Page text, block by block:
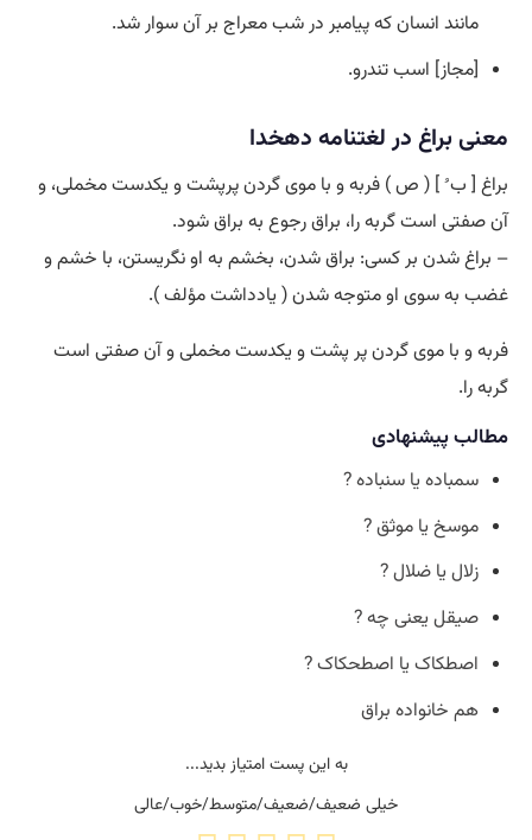
مانند انسان که پیامبر در شب معراج بر آن سوار شد.
[مجاز] اسب تندرو.
معنی براغ در لغتنامه دهخدا
براغ [ ب ُ ] ( ص ) فربه و با موی گردن پرپشت و یکدست مخملی، و
آن صفتی است گربه را، براق رجوع به براق شود.
– براغ شدن بر کسی: براق شدن، بخشم به او نگریستن، با خشم و
غضب به سوی او متوجه شدن ( یادداشت مؤلف ).
فربه و با موی گردن پر پشت و یکدست مخملی و آن صفتی است
گربه را.
مطالب پیشنهادی
سمباده یا سنباده ?
موسخ یا موثق ?
زلال یا ضلال ?
صیقل یعنی چه ?
اصطکاک یا اصطحکاک ?
هم خانواده براق
به این پست امتیاز بدید...
خیلی ضعیف/ضعیف/متوسط/خوب/عالی